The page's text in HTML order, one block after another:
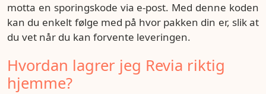
motta en sporingskode via e-post. Med denne koden
kan du enkelt følge med på hvor pakken din er, slik at
du vet når du kan forvente leveringen.
Hvordan lagrer jeg Revia riktig
hjemme?